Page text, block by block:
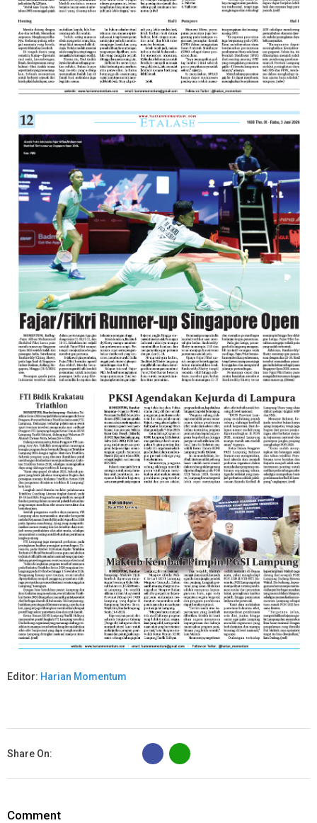
Editor: Harian Momentum
Share On:
B
Comment